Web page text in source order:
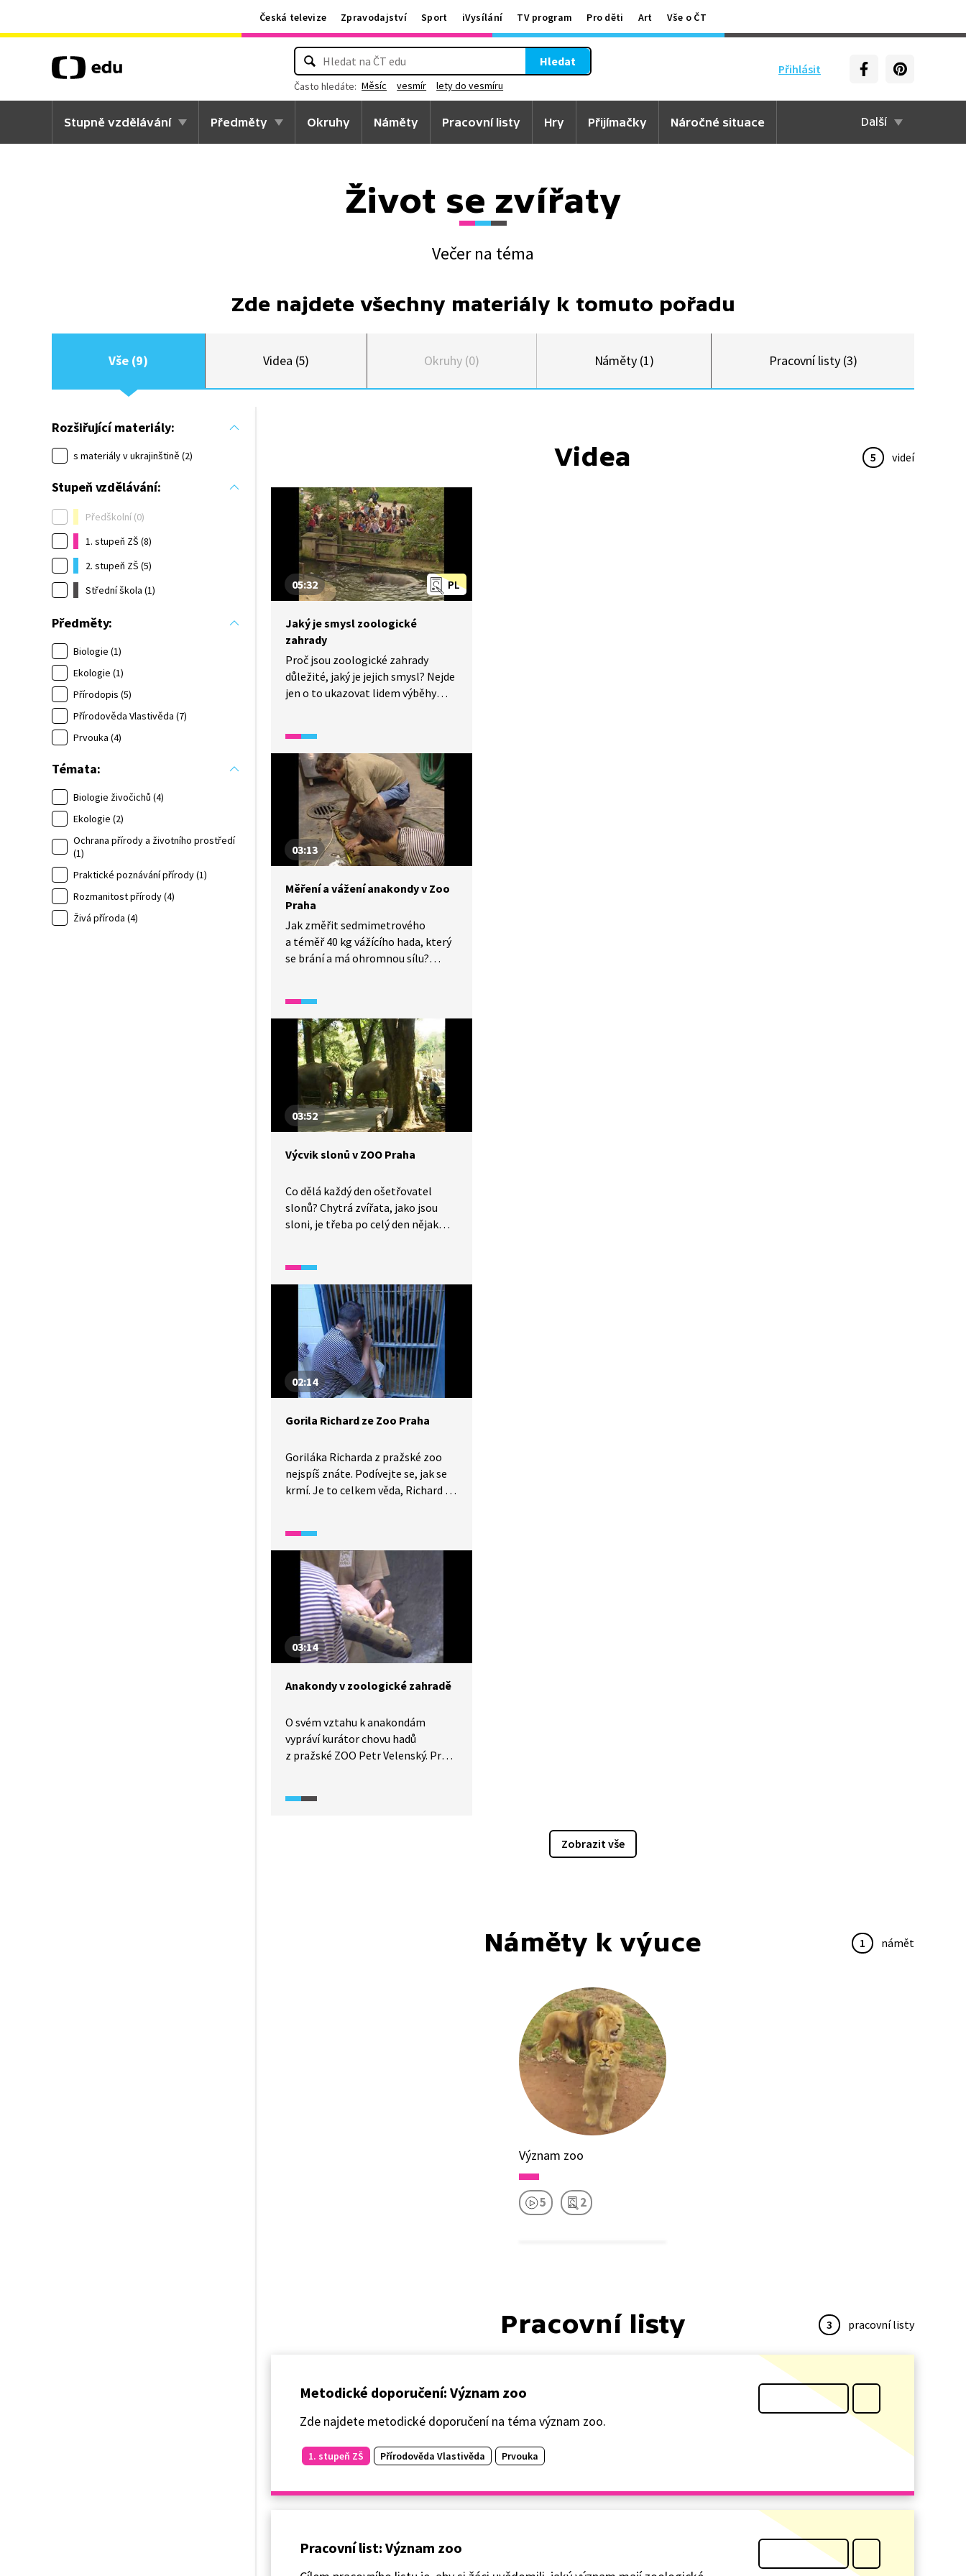
Česká televize Zpravodajství Sport iVysílání TV program Pro děti Art Vše o ČT
Přihlásit
Hledat
Často hledáte: Měsíc vesmír lety do vesmíru
Stupně vzdělávání Předměty Okruhy Náměty Pracovní listy Hry Přijímačky Náročné situace Další
Život se zvířaty
Večer na téma
Zde najdete všechny materiály k tomuto pořadu
Vše (9) Videa (5) Okruhy (0) Náměty (1) Pracovní listy (3)
Rozšiřující materiály:
s materiály v ukrajinštině (2)
Stupeň vzdělávání:
Předškolní (0)
1. stupeň ZŠ (8)
2. stupeň ZŠ (5)
Střední škola (1)
Předměty:
Biologie (1)
Ekologie (1)
Přírodopis (5)
Přírodověda Vlastivěda (7)
Prvouka (4)
Témata:
Biologie živočichů (4)
Ekologie (2)
Ochrana přírody a životního prostředí
(1)
Praktické poznávání přírody (1)
Rozmanitost přírody (4)
Živá příroda (4)
Videa 5 videí
PL
05:32
Jaký je smysl zoologické
zahrady
Proč jsou zoologické zahrady
důležité, jaký je jejich smysl? Nejde
jen o to ukazovat lidem výběhy
vzdělávání, výzkum, ochrana druhů,
jejich zachování a chov samotný.
Často je to i jediný způsob, jak
udržet nějaký živočišný druh
na Zemi. Zoo Praha se angažuje
například v ochraně užovky
podplamaté nebo zubrů
evropských.
03:13
Měření a vážení anakondy v Zoo
Praha
Jak změřit sedmimetrového
a téměř 40 kg vážícího hada, který
se brání a má ohromnou sílu?
velmi zajímaví plazi, kteří si
zaslouží naši pozornost.
03:52
Výcvik slonů v ZOO Praha
Co dělá každý den ošetřovatel
slonů? Chytrá zvířata, jako jsou
sloni, je třeba po celý den nějak
schovává jídlo, při jehož dobývání
se dostatečně zabaví. Slony
v pražské ZOO však bohužel nelze
kvůli jejich vysokému věku
rozmnožovat.
02:14
Gorila Richard ze Zoo Praha
Goriláka Richarda z pražské zoo
nejspíš znáte. Podívejte se, jak se
krmí. Je to celkem věda, Richard je
03:14
Anakondy v zoologické zahradě
O svém vztahu k anakondám
vypráví kurátor chovu hadů
z pražské ZOO Petr Velenský. Proč
zvážit a také o tom, jaké bizarní
Zobrazit vše
Náměty k výuce 1 námět
Význam zoo
5 2
Pracovní listy 3 pracovní listy
Metodické doporučení: Význam zoo
Zde najdete metodické doporučení na téma význam zoo.
1. stupeň ZŠ Přírodověda Vlastivěda Prvouka
Pracovní list: Význam zoo